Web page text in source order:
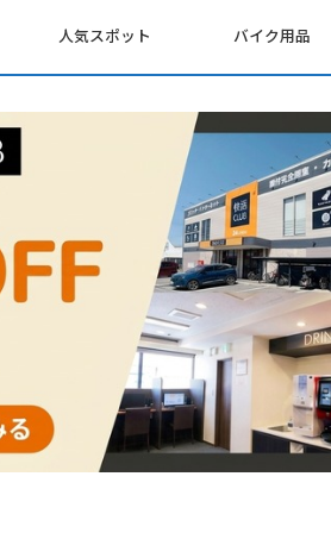
人気スポット バイク用品